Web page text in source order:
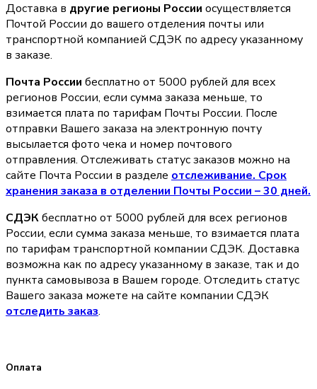
Доставка в другие регионы России осуществляется
Почтой России до вашего отделения почты или
транспортной компанией СДЭК по адресу указанному
в заказе.
Почта России бесплатно от 5000 рублей для всех
регионов России, если сумма заказа меньше, то
взимается плата по тарифам Почты России. После
отправки Вашего заказа на электронную почту
высылается фото чека и номер почтового
отправления. Отслеживать статус заказов можно на
сайте Почта России в разделе oтслеживание. Срок
хранения заказа в отделении Почты России – 30 дней.
СДЭКбесплатно от 5000 рублей для всех регионов
России, если сумма заказа меньше, то взимается плата
по тарифам транспортной компании СДЭК. Доставка
возможна как по адресу указанному в заказе, так и до
пункта самовывоза в Вашем городе. Отследить статус
Вашего заказа можете на сайте компании СДЭК
отследить заказ.
Оплата